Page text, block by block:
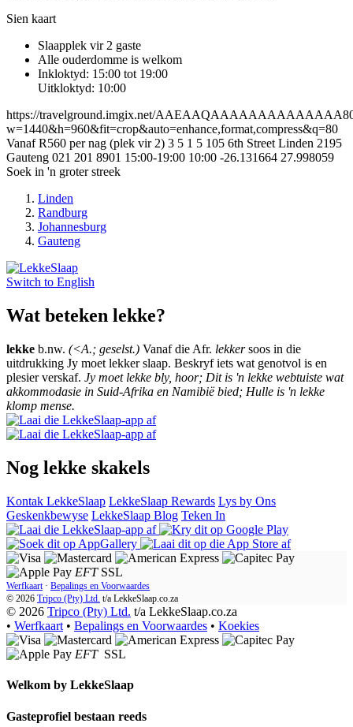
Sien kaart
Slaapplek vir 2 gaste
Alle ouderdomme is welkom
Inkloktyd: 15:00 tot 19:00
Uitkloktyd: 10:00
https://travelground.imgix.net/
w=1440&h=960&fit=crop&auto=enhance,format,compress&q=80
Vanaf R560 per nag (plek vir 2) 3 5 1 5 105 6th Street Linden 2195
Gauteng 021 201 8901 15:00-19:00 10:00 -26.131664 27.998059
Soek in 'n groter streek
Linden
Randburg
Johannesburg
Gauteng
Switch to English
Wat beteken lekke?
lekke b.nw. (<A.; geselst.) Vanaf die Afr. lekkersoos in die
uitdrukking Jy moet lekker slaap. Beskryf iets wat genotvol is en
plesier verskaf. Jy moet lekke bly, hoor; Dit is 'n lekke webtuiste wat
akkommodasie in Suid-Afrika en Namibië bied; Hulle is 'n lekke
klomp mense.
Nog lekke skakels
Kontak LekkeSlaap LekkeSlaap Rewards Lys by Ons
Geskenkbewyse LekkeSlaap Blog Teken In
EFT SSL
Werfkaart · Bepalings en Voorwaardes
© 2026 Tripco (Pty) Ltd. t/a LekkeSlaap.co.za
© 2026 Tripco (Pty) Ltd. t/a LekkeSlaap.co.za
• Werfkaart • Bepalings en Voorwaardes • Koekies
EFT SSL
Welkom by LekkeSlaap
Gasteprofiel bestaan ​​reeds